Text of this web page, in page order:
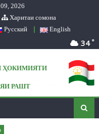
2026
Харитаи сомона
Русский English
34 °
ҲОКИМИЯТИ
РАШТ